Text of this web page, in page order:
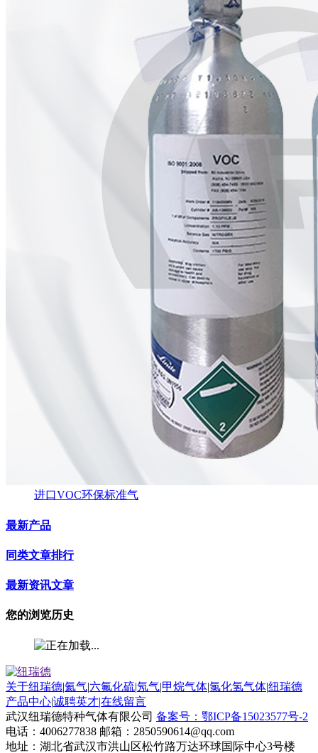
进口VOC环保标准气
最新产品
同类文章排行
最新资讯文章
您的浏览历史
关于纽瑞德|氦气|六氟化硫|氖气|甲烷气体|氯化氢气体|纽瑞德
产品中心|诚聘英才|在线留言
武汉纽瑞德特种气体有限公司 备案号：鄂ICP备15023577号-2
电话：4006277838 邮箱：2850590614@qq.com
地址：湖北省武汉市洪山区松竹路万达环球国际中心3号楼